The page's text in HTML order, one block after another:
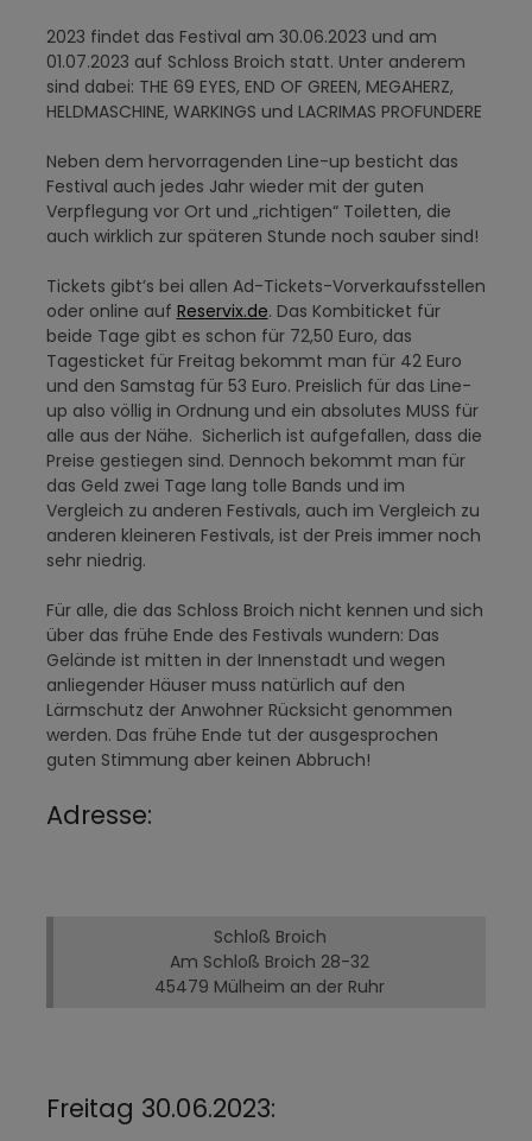
2023 findet das Festival am 30.06.2023 und am
01.07.2023 auf Schloss Broich statt. Unter anderem
sind dabei: THE 69 EYES, END OF GREEN, MEGAHERZ,
HELDMASCHINE, WARKINGS und LACRIMAS PROFUNDERE
Neben dem hervorragenden Line-up besticht das
Festival auch jedes Jahr wieder mit der guten
Verpflegung vor Ort und „richtigen“ Toiletten, die
auch wirklich zur späteren Stunde noch sauber sind!
Tickets gibt’s bei allen Ad-Tickets-Vorverkaufsstellen
oder online auf Reservix.de. Das Kombiticket für
beide Tage gibt es schon für 72,50 Euro, das
Tagesticket für Freitag bekommt man für 42 Euro
und den Samstag für 53 Euro. Preislich für das Line-
up also völlig in Ordnung und ein absolutes MUSS für
alle aus der Nähe. Sicherlich ist aufgefallen, dass die
Preise gestiegen sind. Dennoch bekommt man für
das Geld zwei Tage lang tolle Bands und im
Vergleich zu anderen Festivals, auch im Vergleich zu
anderen kleineren Festivals, ist der Preis immer noch
sehr niedrig.
Für alle, die das Schloss Broich nicht kennen und sich
über das frühe Ende des Festivals wundern: Das
Gelände ist mitten in der Innenstadt und wegen
anliegender Häuser muss natürlich auf den
Lärmschutz der Anwohner Rücksicht genommen
werden. Das frühe Ende tut der ausgesprochen
guten Stimmung aber keinen Abbruch!
Adresse:
Schloß Broich
Am Schloß Broich 28-32
45479 Mülheim an der Ruhr
Freitag 30.06.2023: